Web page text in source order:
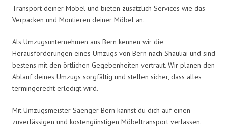
Transport deiner Möbel und bieten zusätzlich Services wie das
Verpacken und Montieren deiner Möbel an.
Als Umzugsunternehmen aus Bern kennen wir die
Herausforderungen eines Umzugs von Bern nach Shauliai und sind
bestens mit den örtlichen Gegebenheiten vertraut. Wir planen den
Ablauf deines Umzugs sorgfältig und stellen sicher, dass alles
termingerecht erledigt wird.
Mit Umzugsmeister Saenger Bern kannst du dich auf einen
zuverlässigen und kostengünstigen Möbeltransport verlassen.